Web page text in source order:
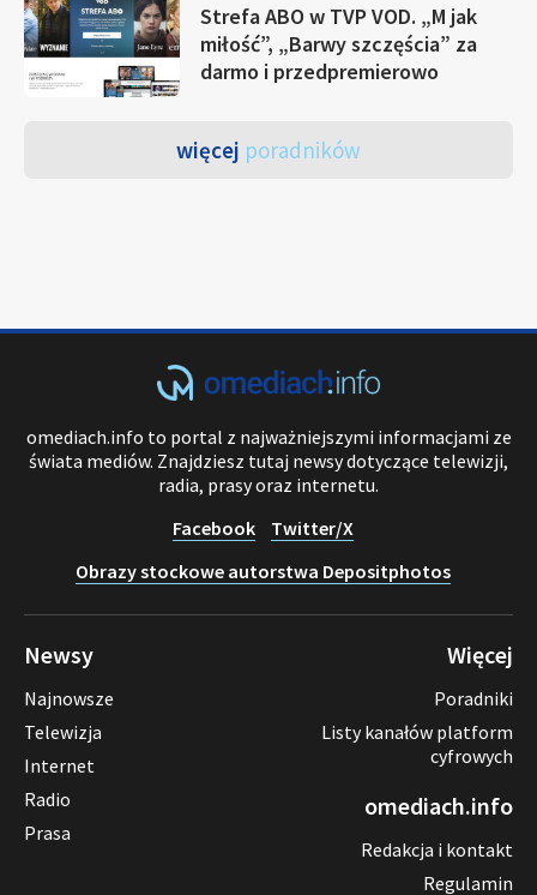
Strefa ABO w TVP VOD. „M jak
miłość”, „Barwy szczęścia” za
darmo i przedpremierowo
więcej poradników
omediach.info to portal z najważniejszymi informacjami ze
świata mediów. Znajdziesz tutaj newsy dotyczące telewizji,
radia, prasy oraz internetu.
Facebook
Twitter/X
Obrazy stockowe autorstwa Depositphotos
Newsy
Najnowsze
Telewizja
Internet
Radio
Prasa
Więcej
Poradniki
Listy kanałów platform
cyfrowych
omediach.info
Redakcja i kontakt
Regulamin